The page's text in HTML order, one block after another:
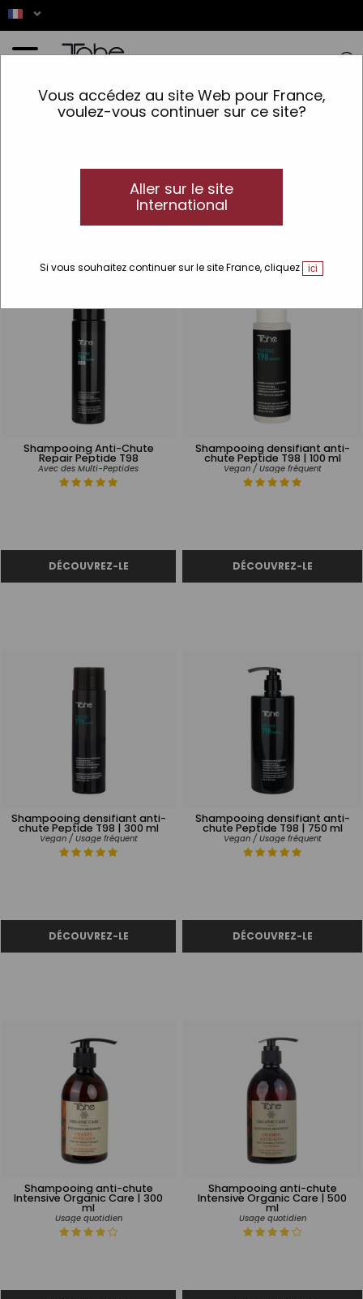
Vous accédez au site Web pour France,
voulez-vous continuer sur ce site?
Aller sur le site
International
Si vous souhaitez continuer sur le site France, cliquez ici
>Cheveux >Soins Spécifiques > Solución Anti-Caída >Shampoing
Les shampooings et packs anti-chute les
Dans cette section, vous trouverez votre shampooing anti-
Shampooing Anti-Chute
Repair Peptide T98
Avec des Multi-Peptides
Shampooing densifiant anti-
chute Peptide T98 | 100 ml
Vegan / Usage fréquent
Shampooing densifiant anti-
chute Peptide T98 | 300 ml
Vegan / Usage fréquent
Shampooing densifiant anti-
chute Peptide T98 | 750 ml
Vegan / Usage fréquent
Shampooing anti-chute
Intensive Organic Care | 300
ml
Usage quotidien
Shampooing anti-chute
Intensive Organic Care | 500
ml
Usage quotidien